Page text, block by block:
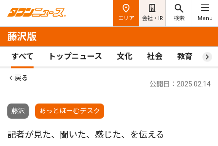
エリア 会社・IR 検索 Menu
藤沢版
すべて トップニュース 文化 社会 教育 ス
戻る
藤沢 あっとほーむデスク
公開日：2025.02.14
記者が見た、聞いた、感じた、を伝える